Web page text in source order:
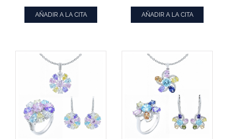
plata de ley 925
AÑADIR A LA CITA
en plata de ley
925
AÑADIR A LA CITA